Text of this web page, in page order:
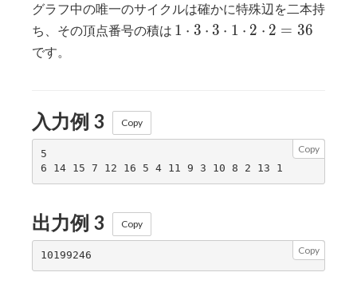
グラフ中の唯一のサイクルは確かに特殊辺を二本持
ち、その頂点番号の積は 1
1
2
1 ⋅ 3 ⋅ 3 ⋅ 1 ⋅ 2 ⋅ 2 = 36
です。
入力例 3 Copy
Copy
5
出力例 3 Copy
Copy